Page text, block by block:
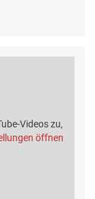
Videos zu,
öffnen